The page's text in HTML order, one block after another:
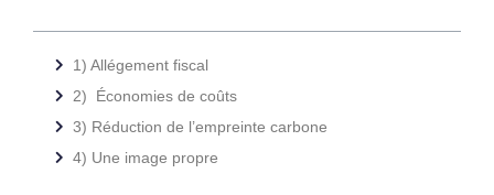
1) Allégement fiscal
2) Économies de coûts
3) Réduction de l’empreinte carbone
4) Une image propre